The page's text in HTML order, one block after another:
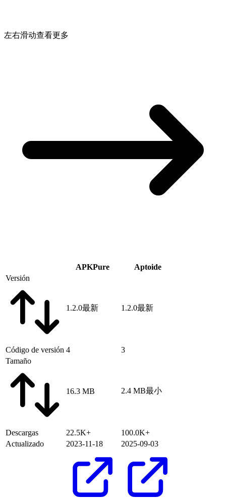
左右滑动查看更多
APKPure
Aptoide
Versión
1.2.0最新 1.2.0最新
Código de versión 4
3
Tamaño
16.3 MB 2.4 MB最小
Descargas 22.5K+
100.0K+
Actualizado
2023-11-18 2025-09-03